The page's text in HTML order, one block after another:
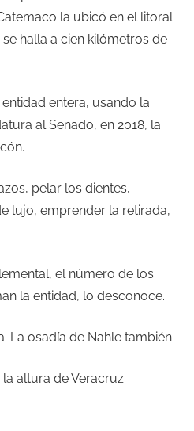
la ubicó en el litoral
halla a cien kilómetros de
entera, usando la
al Senado, en 2018, la
pelar los dientes,
lujo, emprender la retirada,
el número de los
la entidad, lo desconoce.
La osadía de Nahle también.
altura de Veracruz.